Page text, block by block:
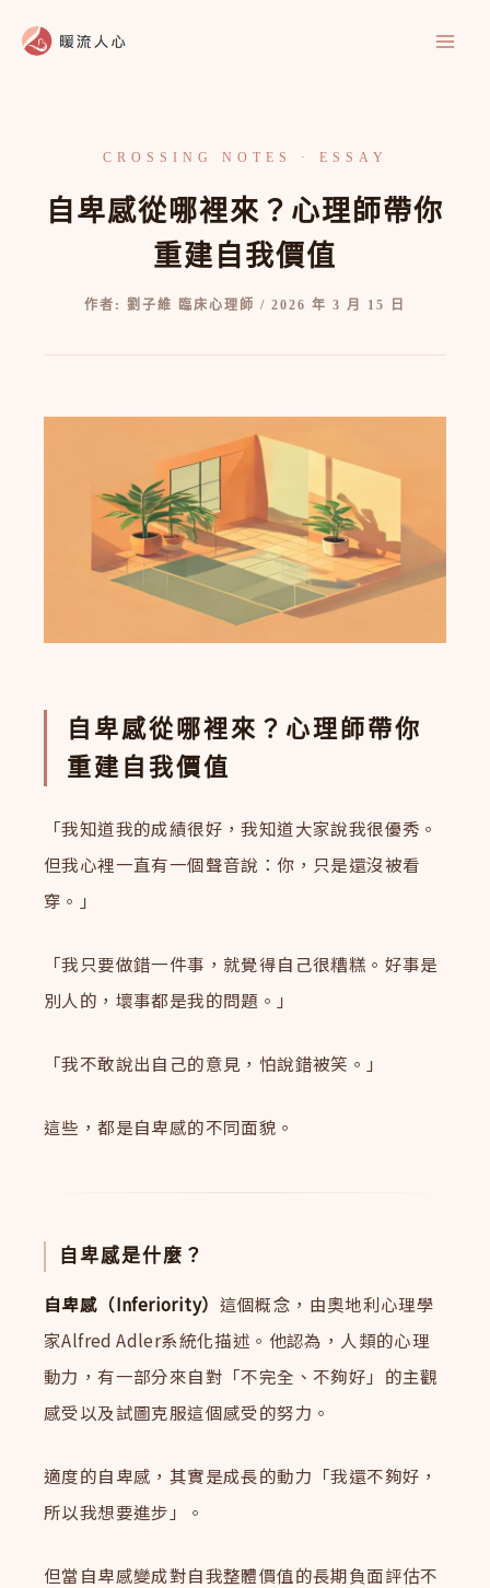
自卑感從哪裡來？心理師帶你
重建自我價值
作者: 劉子維 臨床心理師 / 2026 年 3 月 15 日
自卑感從哪裡來？心理師帶你
重建自我價值
「我知道我的成績很好，我知道大家說我很優秀。
但我心裡一直有一個聲音說：你，只是還沒被看
穿。」
「我只要做錯一件事，就覺得自己很糟糕。好事是
別人的，壞事都是我的問題。」
「我不敢說出自己的意見，怕說錯被笑。」
這些，都是自卑感的不同面貌。
自卑感是什麼？
自卑感（Inferiority） 這個概念，由奧地利心理學
家Alfred Adler系統化描述。他認為，人類的心理
動力，有一部分來自對「不完全、不夠好」的主觀
感受以及試圖克服這個感受的努力。
適度的自卑感，其實是成長的動力「我還不夠好，
所以我想要進步」。
但當自卑感變成對自我整體價值的長期負面評估不